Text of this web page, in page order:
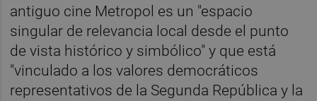
antiguo cine Metropol es un "espacio
singular de relevancia local desde el punto
de vista histórico y simbólico" y que está
"vinculado a los valores democráticos
representativos de la Segunda República y la